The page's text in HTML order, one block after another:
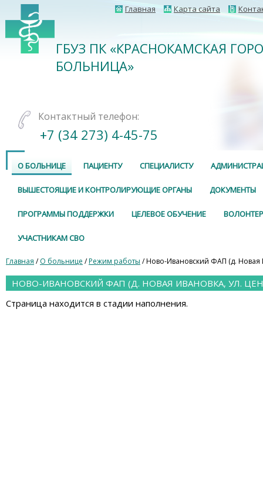
Главная Карта сайта
ГБУЗ ПК «КРАСНОКАМСКАЯ
БОЛЬНИЦА»
Контактный телефон:
+7 (34 273) 4-45-75
О БОЛЬНИЦЕ ПАЦИЕНТУ СПЕЦИАЛИСТУ
ВЫШЕСТОЯЩИЕ И КОНТРОЛИРУЮЩИЕ ОРГАНЫ ДОКУМЕНТЫ
ПРОГРАММЫ ПОДДЕРЖКИ ЦЕЛЕВОЕ ОБУЧЕНИЕ
УЧАСТНИКАМ СВО
Главная /О больнице /Режим работы / Ново-Ивановский ФАП (д. Новая
НОВО-ИВАНОВСКИЙ ФАП (Д. НОВАЯ ИВАНОВКА, УЛ.
Страница находится в стадии наполнения.